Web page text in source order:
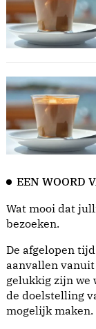
EEN WOORD
Wat mooi dat
bezoeken.
De afgelopen
aanvallen
gelukkig zijn we
de doelstelling
mogelijk maken.